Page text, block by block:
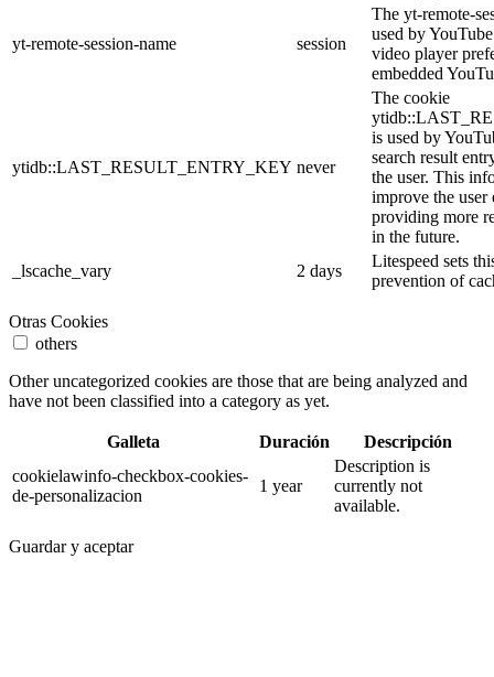
yt-remote-session-name session
The yt-remote-
used by
video player
embedded
ytidb::LAST_RESULT_ENTRY_KEY never
The cookie
is used by
search result
the user. This
improve the user
providing more
in the future.
_lscache_vary
2 days
Litespeed sets
prevention of
Otras Cookies
others
Other uncategorized cookies are those that are being analyzed and
have not been classified into a category as yet.
Galleta Duración
Descripción
cookielawinfo-checkbox-cookies-
de-personalizacion
1 year
Description is
currently not
available.
Guardar y aceptar